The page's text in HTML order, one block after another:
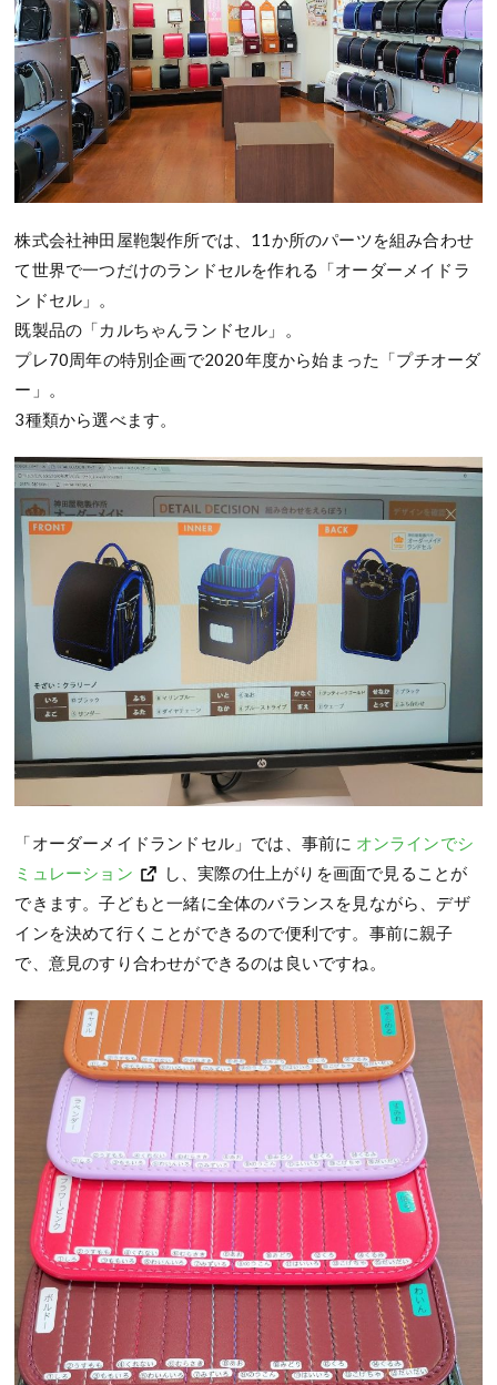
株式会社神田屋鞄製作所では、11か所のパーツを組み合わせ
て世界で一つだけのランドセルを作れる「オーダーメイドラ
ンドセル」。
既製品の「カルちゃんランドセル」。
プレ70周年の特別企画で2020年度から始まった「プチオーダ
ー」。
3種類から選べます。
「オーダーメイドランドセル」では、事前に オンラインでシ
ミュレーション
し、実際の仕上がりを画面で見ることが
できます。子どもと一緒に全体のバランスを見ながら、デザ
インを決めて行くことができるので便利です。事前に親子
で、意見のすり合わせができるのは良いですね。